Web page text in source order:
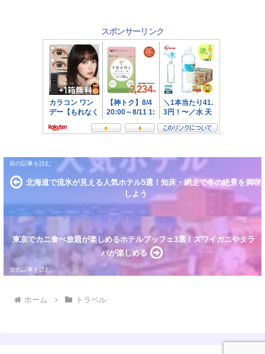
スポンサーリンク
北海道で流氷が見える人気ホテル5選！知床・網走で冬の絶景を満喫
しよう
東京でカニ食べ放題が楽しめるホテルブッフェ3選！ズワイガニやタラ
バが楽しめる
ホーム トラベル